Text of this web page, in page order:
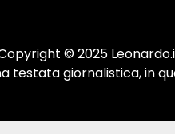
© 2025
testata giornalistica, in